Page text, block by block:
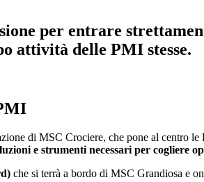
per entrare
attività delle PMI stesse.
di MSC Crociere, che pone al centro
e strumenti necessari per cogliere
che si terrà a bordo di MSC Grandiosa e